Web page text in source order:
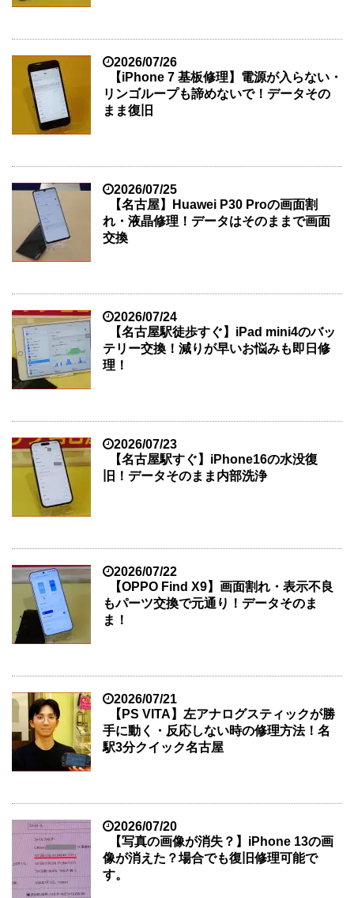
2026/07/26
【iPhone 7 基板修理】電源が入らない・
リンゴループも諦めないで！データその
まま復旧
2026/07/25
【名古屋】Huawei P30 Proの画面割
れ・液晶修理！データはそのままで画面
交換
2026/07/24
【名古屋駅徒歩すぐ】iPad mini4のバッ
テリー交換！減りが早いお悩みも即日修
理！
2026/07/23
【名古屋駅すぐ】iPhone16の水没復
旧！データそのまま内部洗浄
2026/07/22
【OPPO Find X9】画面割れ・表示不良
もパーツ交換で元通り！データそのま
ま！
2026/07/21
【PS VITA】左アナログスティックが勝
手に動く・反応しない時の修理方法！名
駅3分クイック名古屋
2026/07/20
【写真の画像が消失？】iPhone 13の画
像が消えた？場合でも復旧修理可能で
す。